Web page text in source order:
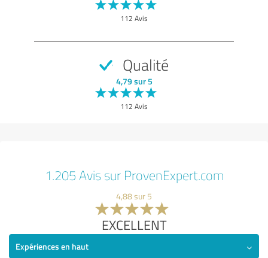
112 Avis
Qualité
4,79 sur 5
112 Avis
1.205 Avis sur ProvenExpert.com
4,88 sur 5
EXCELLENT
Expériences en haut